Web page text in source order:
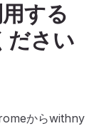
する
ださい
からwithny